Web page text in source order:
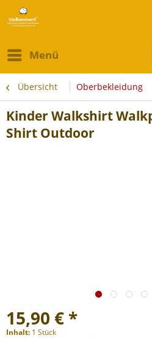
Menü
Übersicht Oberbekleidung
Kinder Walkshirt
Shirt Outdoor
15,90 € *
Inhalt: 1 Stück